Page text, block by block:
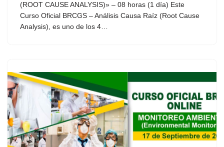
(ROOT CAUSE ANALYSIS)» – 08 horas (1 día) Este
Curso Oficial BRCGS – Análisis Causa Raíz (Root Cause
Analysis), es uno de los 4…